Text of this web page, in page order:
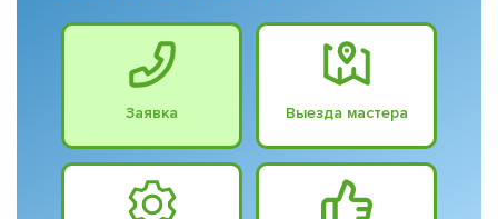
Заявка Выезда мастера